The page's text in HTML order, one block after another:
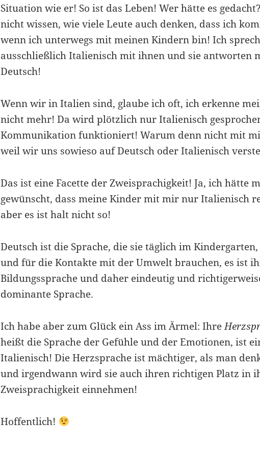
Situation wie er! So ist das Leben! Wer hätte es
nicht wissen, wie viele Leute auch denken, dass ich
wenn ich unterwegs mit meinen Kindern bin! Ich
ausschließlich Italienisch mit ihnen und sie antworten
Deutsch!
Wenn wir in Italien sind, glaube ich oft, ich erkenne
nicht mehr! Da wird plötzlich nur Italienisch
Kommunikation funktioniert! Warum denn nicht mit
weil wir uns sowieso auf Deutsch oder Italienisch
Das ist eine Facette der Zweisprachigkeit! Ja, ich hätte
gewünscht, dass meine Kinder mit mir nur Italienisch
aber es ist halt nicht so!
Deutsch ist die Sprache, die sie täglich im
und für die Kontakte mit der Umwelt brauchen, es ist
Bildungssprache und daher eindeutig und
dominante Sprache.
Ich habe aber zum Glück ein Ass im Ärmel: Ihre
heißt die Sprache der Gefühle und der Emotionen, ist
Italienisch! Die Herzsprache ist mächtiger, als man
und irgendwann wird sie auch ihren richtigen Platz in
Zweisprachigkeit einnehmen!
Hoffentlich!